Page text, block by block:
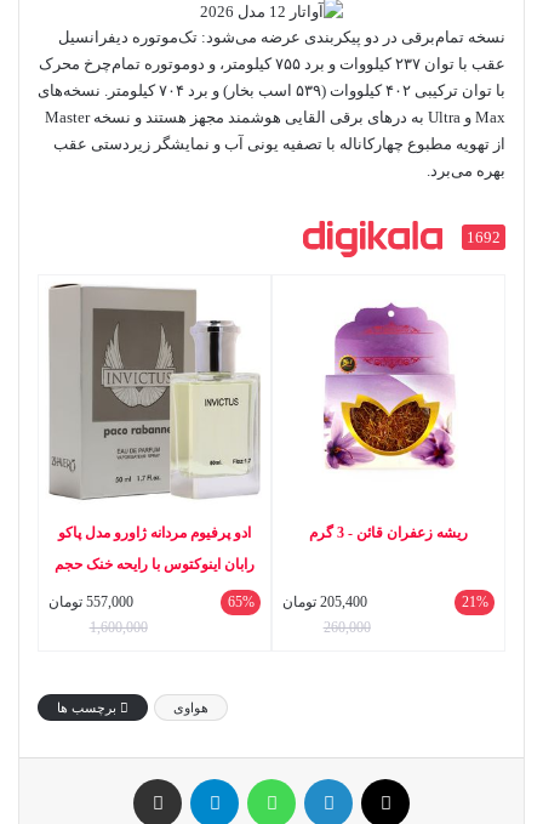
نسخه تمام‌برقی در دو پیکربندی عرضه می‌شود: تک‌موتوره دیفرانسیل
عقب با توان ۲۳۷ کیلووات و برد ۷۵۵ کیلومتر، و دوموتوره تمام‌چرخ محرک
با توان ترکیبی ۴۰۲ کیلووات (۵۳۹ اسب بخار) و برد ۷۰۴ کیلومتر. نسخه‌های
Max و Ultra به درهای برقی القایی هوشمند مجهز هستند و نسخه Master
از تهویه مطبوع چهارکاناله با تصفیه یونی آب و نمایشگر زیردستی عقب
بهره می‌برد.
1692
ریشه زعفران قائن - 3 گرم
21%
205,400 تومان
260,000
ادو پرفیوم مردانه ژاورو مدل پاکو
رابان اینوکتوس با رایحه خنک حجم
65%
557,000 تومان
1,600,000
برچسب ها هواوی
ایکس لینکداین واتس آپ تلگرام اشتراک گذاری با ایمیل